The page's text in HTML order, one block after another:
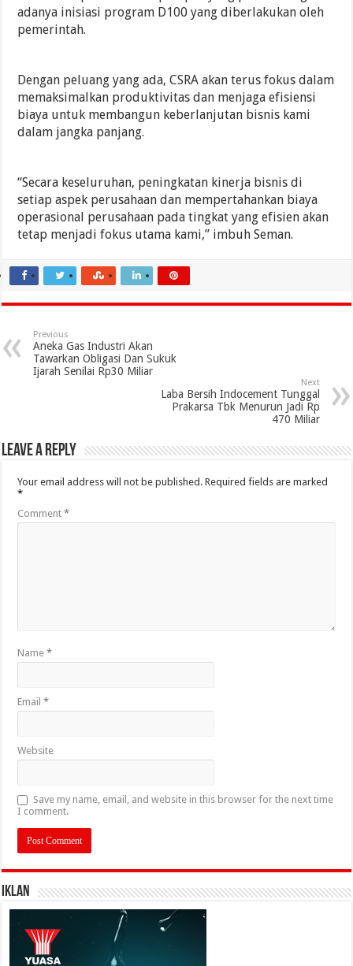
adanya inisiasi program D100 yang diberlakukan oleh
pemerintah.
Dengan peluang yang ada, CSRA akan terus fokus dalam
memaksimalkan produktivitas dan menjaga efisiensi
biaya untuk membangun keberlanjutan bisnis kami
dalam jangka panjang.
“Secara keseluruhan, peningkatan kinerja bisnis di
setiap aspek perusahaan dan mempertahankan biaya
operasional perusahaan pada tingkat yang efisien akan
tetap menjadi fokus utama kami,” imbuh Seman.
Previous
Aneka Gas Industri Akan
Tawarkan Obligasi Dan Sukuk
Ijarah Senilai Rp30 Miliar
Next
Laba Bersih Indocement Tunggal
Prakarsa Tbk Menurun Jadi Rp
470 Miliar
Leave a Reply
Your email address will not be published. Required fields are marked
*
Comment*
Name*
Email*
Website
Save my name, email, and website in this browser for the next time
I comment.
IKLAN